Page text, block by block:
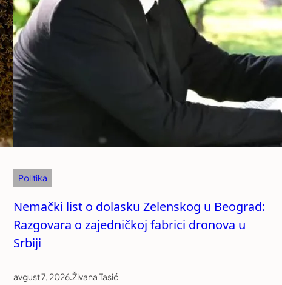
Politika
Nemački list o dolasku Zelenskog u Beograd:
Razgovara o zajedničkoj fabrici dronova u
Srbiji
avgust 7, 2026.Živana Tasić